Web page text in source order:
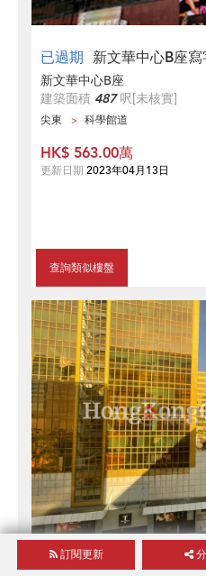
已過期 新文華中心B座
新文華中心B座
建築面積 487呎[未核實]
尖東 科學館道
查詢類似樓盤
HK$ 563.00萬
更新日期 2023年04月13日
訂閱更新